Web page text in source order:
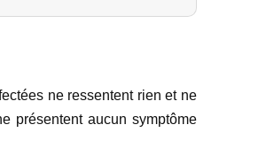
ne ressentent rien et ne
présentent aucun symptôme